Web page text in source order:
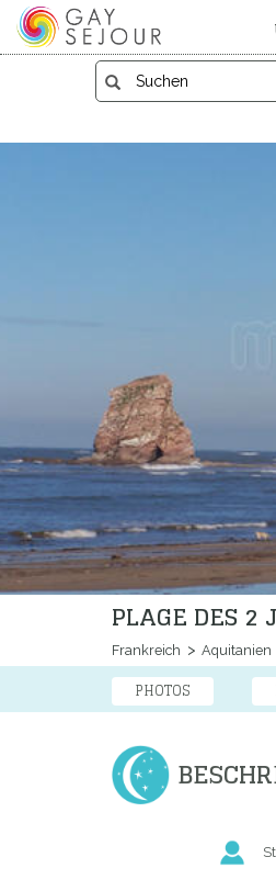
PLAGE DES 2
Frankreich Aquitanien
PHOTOS